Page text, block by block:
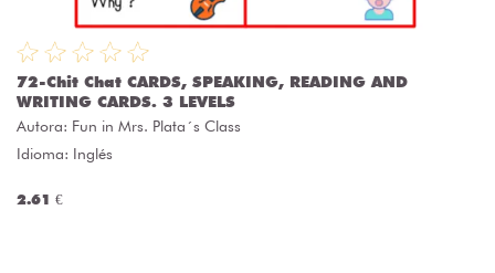
72-Chit Chat CARDS, SPEAKING, READING AND
WRITING CARDS. 3 LEVELS
Autora: Fun in Mrs. Plata´s Class
Idioma: Inglés
2.61 €